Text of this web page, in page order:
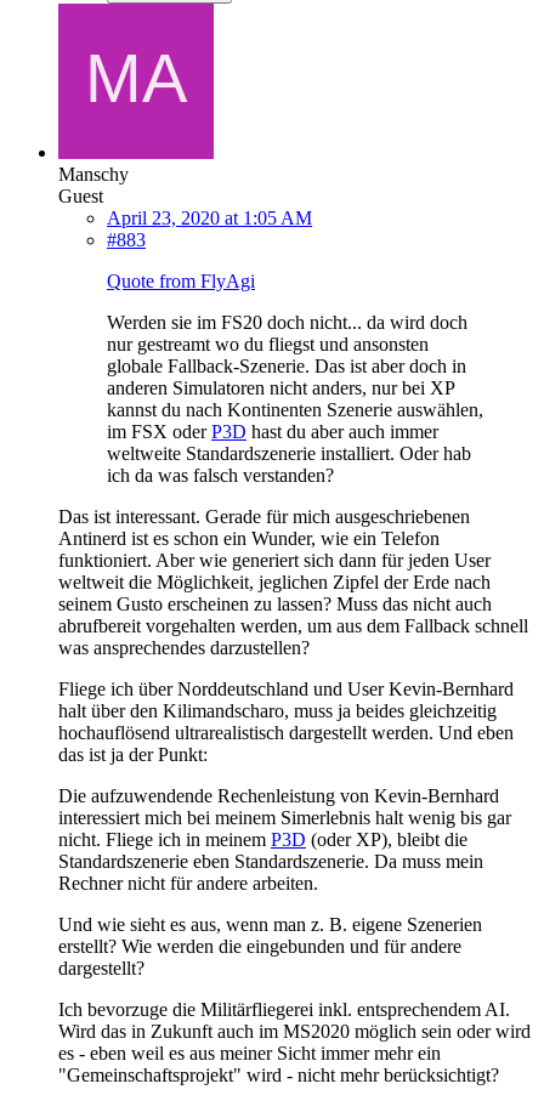
Manschy
Guest
April 23, 2020 at 1:05 AM
#883
Quote from FlyAgi
Werden sie im FS20 doch nicht... da wird doch
nur gestreamt wo du fliegst und ansonsten
globale Fallback-Szenerie. Das ist aber doch in
anderen Simulatoren nicht anders, nur bei XP
kannst du nach Kontinenten Szenerie auswählen,
im FSX oderP3D hast du aber auch immer
weltweite Standardszenerie installiert. Oder hab
ich da was falsch verstanden?
Das ist interessant. Gerade für mich ausgeschriebenen
Antinerd ist es schon ein Wunder, wie ein Telefon
funktioniert. Aber wie generiert sich dann für jeden User
weltweit die Möglichkeit, jeglichen Zipfel der Erde nach
seinem Gusto erscheinen zu lassen? Muss das nicht auch
abrufbereit vorgehalten werden, um aus dem Fallback schnell
was ansprechendes darzustellen?
Fliege ich über Norddeutschland und User Kevin-Bernhard
halt über den Kilimandscharo, muss ja beides gleichzeitig
hochauflösend ultrarealistisch dargestellt werden. Und eben
das ist ja der Punkt:
Die aufzuwendende Rechenleistung von Kevin-Bernhard
interessiert mich bei meinem Simerlebnis halt wenig bis gar
nicht. Fliege ich in meinem P3D (oder XP), bleibt die
Standardszenerie eben Standardszenerie. Da muss mein
Rechner nicht für andere arbeiten.
Und wie sieht es aus, wenn man z. B. eigene Szenerien
erstellt? Wie werden die eingebunden und für andere
dargestellt?
Ich bevorzuge die Militärfliegerei inkl. entsprechendem AI.
Wird das in Zukunft auch im MS2020 möglich sein oder wird
es - eben weil es aus meiner Sicht immer mehr ein
"Gemeinschaftsprojekt" wird - nicht mehr berücksichtigt?